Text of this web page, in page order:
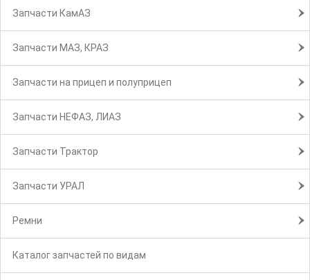
Запчасти КамАЗ
Запчасти МАЗ, КРАЗ
Запчасти на прицеп и полуприцеп
Запчасти НЕФАЗ, ЛИАЗ
Запчасти Трактор
Запчасти УРАЛ
Ремни
Каталог запчастей по видам